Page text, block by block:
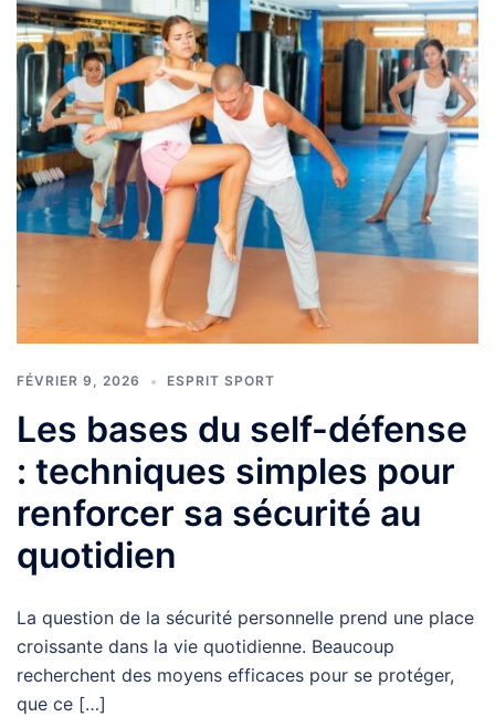
FÉVRIER 9, 2026 ESPRIT SPORT
Les bases du self-défense
: techniques simples pour
renforcer sa sécurité au
quotidien
La question de la sécurité personnelle prend une place
croissante dans la vie quotidienne. Beaucoup
recherchent des moyens efficaces pour se protéger,
que ce […]